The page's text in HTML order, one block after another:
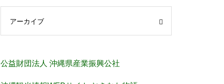
アーカイブ
公益財団法人 沖縄県産業振興公社